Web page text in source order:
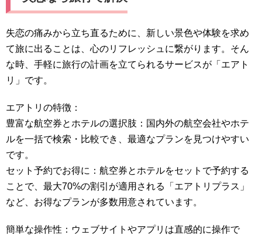
失恋の痛みから立ち直るために、新しい景色や体験を求め
て旅に出ることは、心のリフレッシュに繋がります。そん
な時、手軽に旅行の計画を立てられるサービスが「エアト
リ」です。
エアトリの特徴：
豊富な航空券とホテルの選択肢：国内外の航空会社やホテ
ルを一括で検索・比較でき、最適なプランを見つけやすい
です。
セット予約でお得に：航空券とホテルをセットで予約する
ことで、最大70%の割引が適用される「エアトリプラス」
など、お得なプランが多数用意されています。
簡単な操作性：ウェブサイトやアプリは直感的に操作で